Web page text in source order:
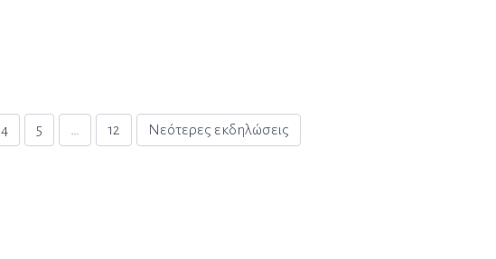
Σελιδοποίηση άρθρων
4 5 … 12 Νεότερες εκδηλώσεις